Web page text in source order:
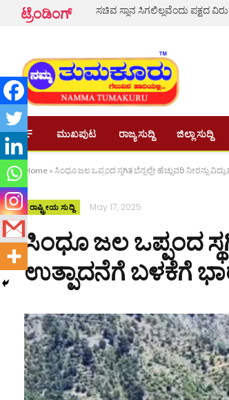
ಟ್ರೆಂಡಿಂಗ್ ಸಚಿವ ಸ್ಥಾನ ಸಿಗಲಿಲ್ಲವೆಂದು ಪಕ್ಷದ
ಮುಖಪುಟ ರಾಜ್ಯ ಸುದ್ದಿ ಜಿಲ್ಲಾ ಸುದ್ದಿ
Home » ಸಿಂಧೂ ಜಲ ಒಪ್ಪಂದ ಸ್ಥಗಿತ ಬೆನ್ನಲ್ಲೇ ಹೆಚ್ಚುವರಿ ನೀರನ್ನು
ರಾಷ್ಟ್ರೀಯ ಸುದ್ದಿ May 17, 2025
ಸಿಂಧೂ ಜಲ ಒಪ್ಪಂದ
ಉತ್ಪಾದನೆಗೆ ಬಳಕೆಗೆ